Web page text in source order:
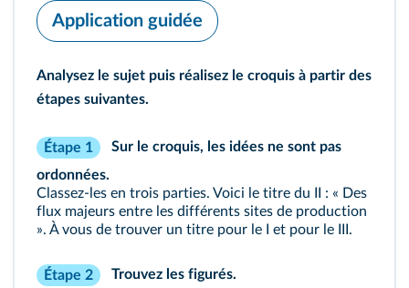
Application guidée
Analysez le sujet puis réalisez le croquis à partir des
étapes suivantes.
Étape 1
Sur le croquis, les idées ne sont pas
ordonnées.
Classez-les en trois parties. Voici le titre du II : « Des
flux majeurs entre les différents sites de production
». À vous de trouver un titre pour le I et pour le III.
Étape 2
Trouvez les figurés.